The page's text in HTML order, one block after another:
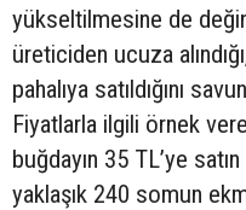
yükseltilmesine de
üreticiden ucuza
pahalıya satıldığını
Fiyatlarla ilgili örnek
buğdayın 35 TL’ye satın
yaklaşık 240 somun